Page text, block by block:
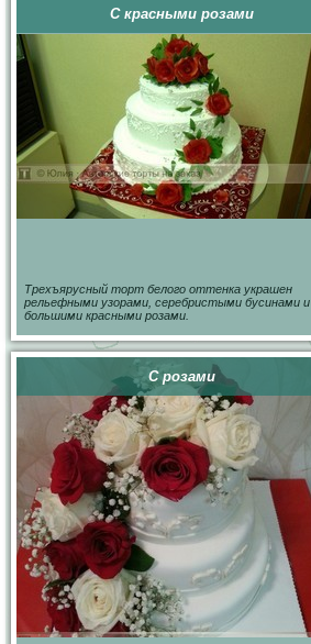
С красными розами
Трехъярусный торт белого оттенка украшен
рельефными узорами, серебристыми бусинами и
большими красными розами.
С розами